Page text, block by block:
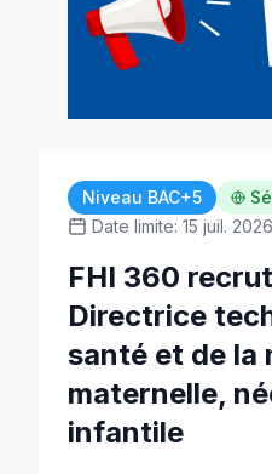
Niveau BAC+5
Date limite: 15 juil. 2026
FHI 360
Directrice
santé et de la
maternelle,
infantile